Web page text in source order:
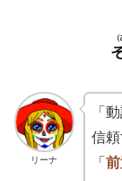
リーナ
「
信
「